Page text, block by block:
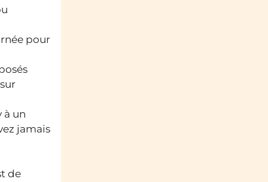
pour
à un
jamais
de